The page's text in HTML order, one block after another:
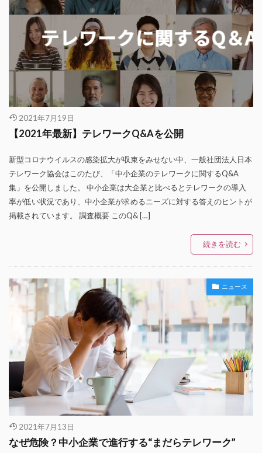
2021年7月19日
【2021年最新】テレワークQ&Aを公開
新型コロナウイルスの感染拡大が収束をみせない中、一般社団法人日本
テレワーク協会はこのたび、「中小企業のテレワークに関するQ&A
集」を公開しました。 中小企業は大企業と比べるとテレワークの導入
率が低い状況であり、中小企業が求めるニーズに対する答えのヒントが
掲載されています。 調査概要 このQ& […]
続きを読む
ニュース
2021年7月13日
なぜ危険？中小企業で進行する“まだらテレワーク”